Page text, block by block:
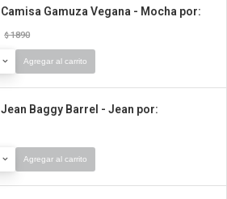
Gamuza Vegana - Mocha por:
$ 1890
Agregar al carrito
Baggy Barrel - Jean por:
Agregar al carrito